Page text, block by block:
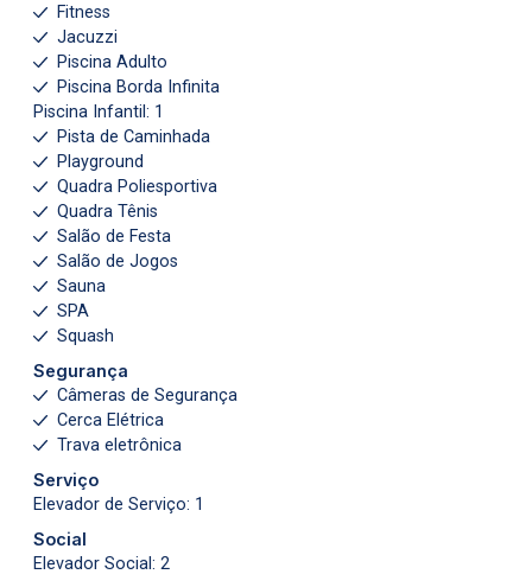
Fitness
Jacuzzi
Piscina Adulto
Piscina Borda Infinita
Piscina Infantil: 1
Pista de Caminhada
Playground
Quadra Poliesportiva
Quadra Tênis
Salão de Festa
Salão de Jogos
Sauna
SPA
Squash
Segurança
Câmeras de Segurança
Cerca Elétrica
Trava eletrônica
Serviço
Elevador de Serviço: 1
Social
Elevador Social: 2